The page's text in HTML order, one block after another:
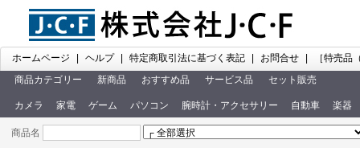
ホームページ ヘルプ 特定商取引法に基づく表記 お問合せ
［特売品
商品カテゴリー
新商品 おすすめ品 サービス品 セット販売
カメラ 家電 ゲーム パソコン 腕時計・アクセサリー 自動車 楽器
商品名